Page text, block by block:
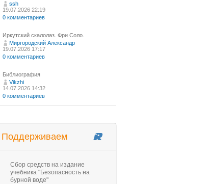
ssh
19.07.2026 22:19
0 комментариев
Иркутский скалолаз. Фри Соло.
Миргородский Александр
19.07.2026 17:17
0 комментариев
Библиография
Vikzhi
14.07.2026 14:32
0 комментариев
Поддерживаем
Сбор средств на издание
учебника "Безопасность на
бурной воде"